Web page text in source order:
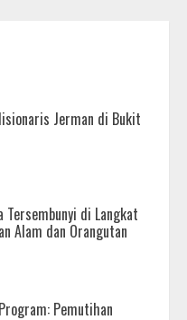
Jerman di Bukit
Tersembunyi di Langkat
Alam dan Orangutan
Pemutihan